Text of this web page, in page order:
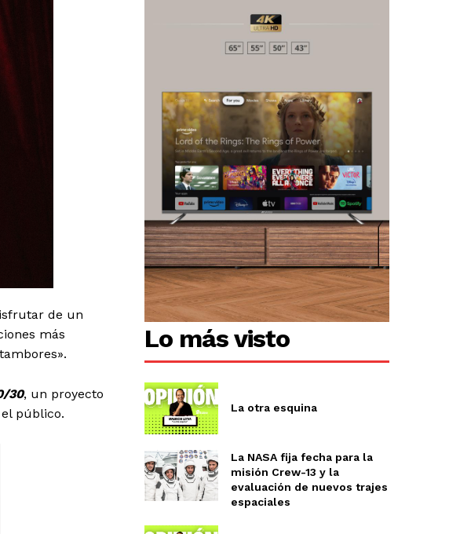
Baja California
Campeche
Estado de México
Hidalgo Jalisco
Veracruz
Nuevo León
de un
más
30, un proyecto
público.
Lo más visto
La otra esquina
La NASA fija fecha para la
misión Crew-13 y la
evaluación de nuevos trajes
espaciales